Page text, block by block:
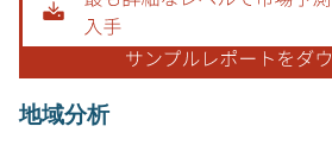
地域分析